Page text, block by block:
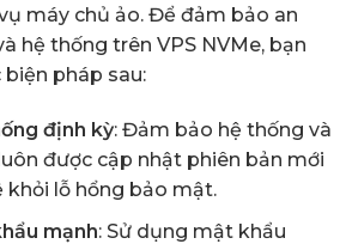
máy chủ ảo. Để đảm bảo an
hệ thống trên VPS NVMe, bạn
pháp sau:
định kỳ: Đảm bảo hệ thống và
được cập nhật phiên bản mới
khỏi lỗ hổng bảo mật.
mạnh: Sử dụng mật khẩu